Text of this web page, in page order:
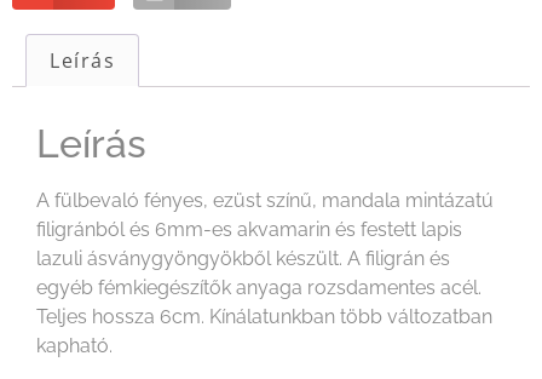
Leírás
Leírás
A fülbevaló fényes, ezüst színű, mandala mintázatú
filigránból és 6mm-es akvamarin és festett lapis
lazuli ásványgyöngyökből készült. A filigrán és
egyéb fémkiegészítők anyaga rozsdamentes acél.
Teljes hossza 6cm. Kínálatunkban több változatban
kapható.